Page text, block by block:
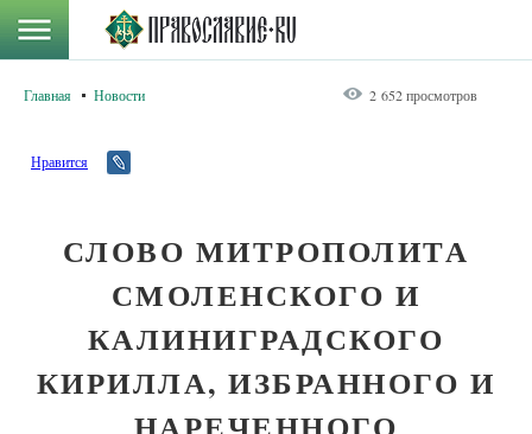
Главная Новости 2 652 просмотров
Нравится
СЛОВО МИТРОПОЛИТА
СМОЛЕНСКОГО И
КАЛИНИГРАДСКОГО
КИРИЛЛА, ИЗБРАННОГО И